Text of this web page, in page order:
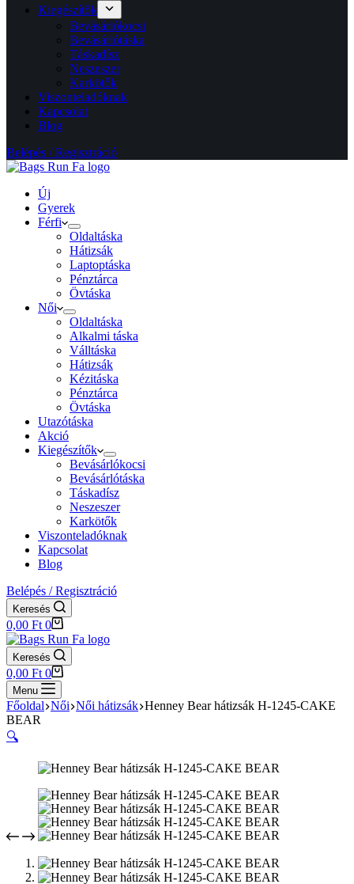
Kiegészítők
Bevásárlókocsi
Bevásárlótáska
Táskadísz
Neszeszer
Karkötők
Viszonteladóknak
Kapcsolat
Blog
Belépés / Regisztráció
Új
Gyerek
Férfi
Oldaltáska
Hátizsák
Laptoptáska
Pénztárca
Övtáska
Női
Oldaltáska
Alkalmi táska
Válltáska
Hátizsák
Kézitáska
Pénztárca
Övtáska
Utazótáska
Akció
Kiegészítők
Bevásárlókocsi
Bevásárlótáska
Táskadísz
Neszeszer
Karkötők
Viszonteladóknak
Kapcsolat
Blog
Belépés / Regisztráció
Keresés
Shopping
cart
0,00 Ft 0
Keresés
Shopping
cart
0,00 Ft 0
Menu
Főoldal Női Női hátizsák Henney Bear hátizsák H-1245-CAKE
BEAR
🔍